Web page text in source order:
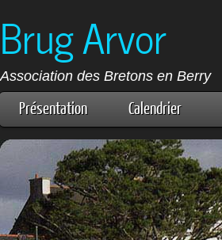
Brug Arvor
Association des Bretons en Berry
Présentation Calendrier